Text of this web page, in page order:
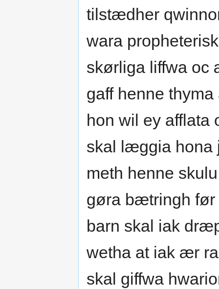
tilstædher
wara
skørliga liffwa oc
gaff henne
hon wil ey afflata
skal læggia hona
meth henne
gøra bætringh før
barn skal iak
wetha at iak ær
skal giffwa